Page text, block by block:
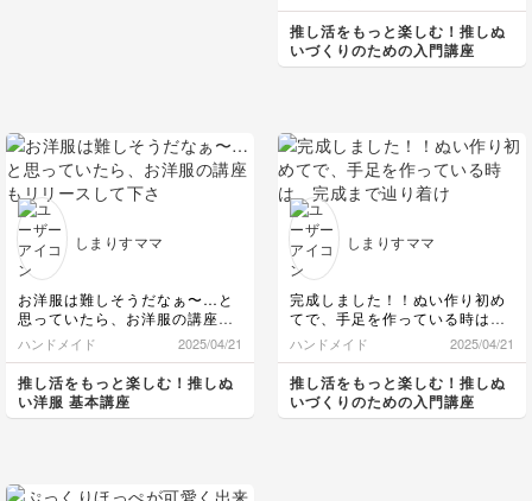
した。
とても不器用で裁縫をした事が
なかった自分が、とっても綺麗
に満足のいく推しぬいを自分の
ことが目標です。
分かりやすい動画をありがとう
ございます。
推し活をもっと楽しむ！推しぬ
いづくりのための入門講座
しまりすママ
お洋服は難しそうだなぁ〜…と
思っていたら、お洋服の講座も
リリースして下さりありがとう
ございました！！
特にかぼちゃパンツは、ゴムを
入れながら組み立てたことがな
かったので、動画があって本当
ました！
ハンドメイド 2025/04/21
推し活をもっと楽しむ！推しぬ
い洋服 基本講座
しまりすママ
完成しました！！ぬい作り初め
てで、手足を作っている時は、
完成まで辿り着けるのか心配で
したが、先生の手順通りに毎日
少しずつ進めていったら、とて
も綺麗に仕上がりました(^^)
推している作品が、ぬいが発売
ハンドメイド 2025/04/21
推し活をもっと楽しむ！推しぬ
いづくりのための入門講座